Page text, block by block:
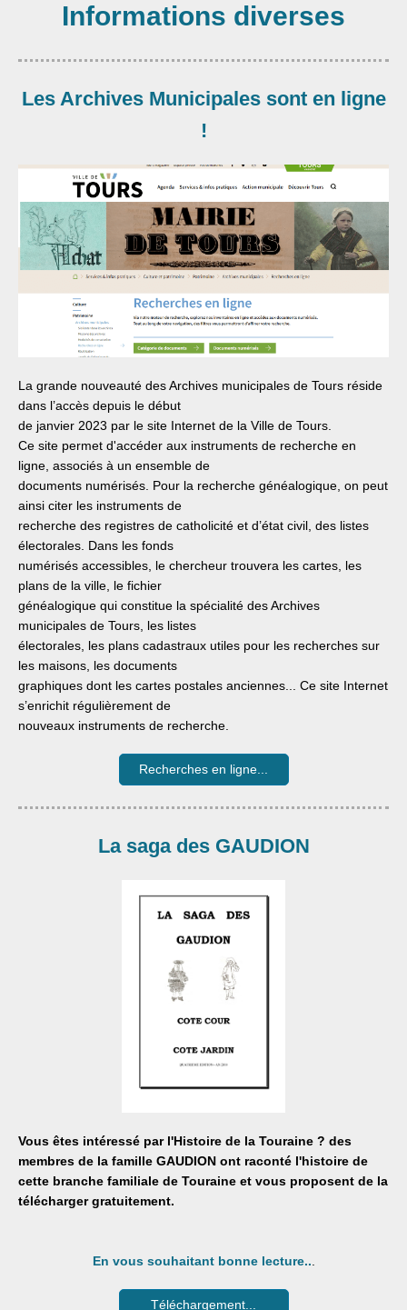
Informations diverses
Les Archives Municipales sont en ligne
!
La grande nouveauté des Archives municipales de Tours réside
dans l’accès depuis le début
de janvier 2023 par le site Internet de la Ville de Tours.
Ce site permet d'accéder aux instruments de recherche en
ligne, associés à un ensemble de
documents numérisés. Pour la recherche généalogique, on peut
ainsi citer les instruments de
recherche des registres de catholicité et d’état civil, des listes
électorales. Dans les fonds
numérisés accessibles, le chercheur trouvera les cartes, les
plans de la ville, le fichier
généalogique qui constitue la spécialité des Archives
municipales de Tours, les listes
électorales, les plans cadastraux utiles pour les recherches sur
les maisons, les documents
graphiques dont les cartes postales anciennes... Ce site Internet
s’enrichit régulièrement de
nouveaux instruments de recherche.
Recherches en ligne...
La saga des GAUDION
Vous êtes intéressé par l'Histoire de la Touraine ? des
membres de la famille GAUDION ont raconté l'histoire de
cette branche familiale de Touraine et vous proposent de la
télécharger gratuitement.
En vous souhaitant bonne lecture..
Téléchargement...